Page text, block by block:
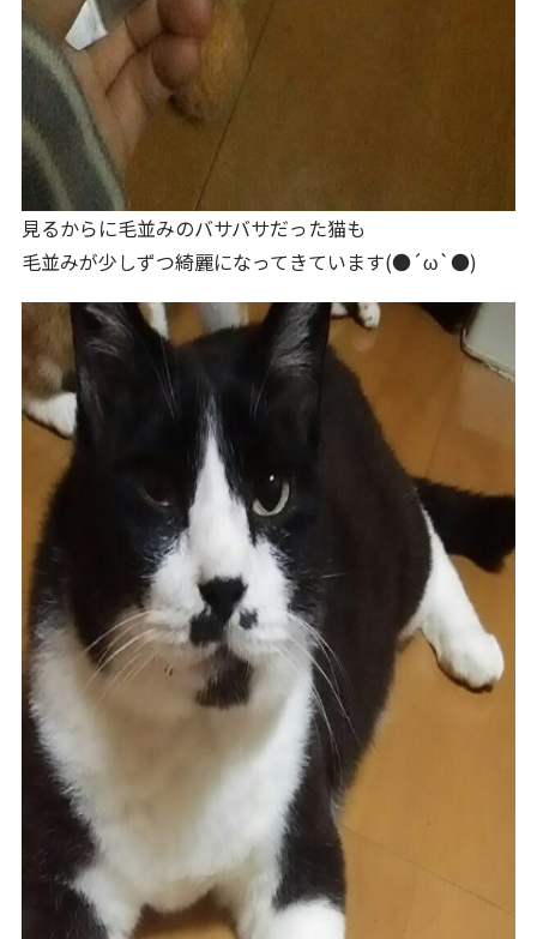
見るからに毛並みのバサバサだった猫も
毛並みが少しずつ綺麗になってきています(●´ω`●)